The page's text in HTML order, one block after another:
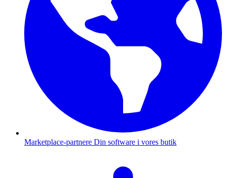
Marketplace-partnere Din software i vores butik